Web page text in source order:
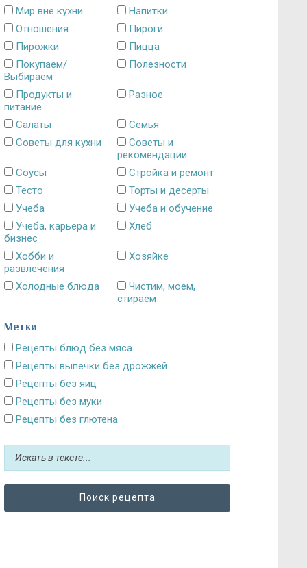
Мир вне кухни
Напитки
Отношения
Пироги
Пирожки
Пицца
Покупаем/
Выбираем
Полезности
Продукты и
питание
Разное
Салаты
Семья
Советы для кухни
Советы и
рекомендации
Соусы
Стройка и ремонт
Тесто
Торты и десерты
Учеба
Учеба и обучение
Учеба, карьера и
бизнес
Хлеб
Хобби и
развлечения
Хозяйке
Холодные блюда
Чистим, моем,
стираем
Метки
Блюда без картошки
Рецепты без выпечки
Рецепты без глютена
Рецепты без грибов
Рецепты без муки
Рецепты без яиц
Рецепты блюд без мяса
Рецепты выпечки без дрожжей